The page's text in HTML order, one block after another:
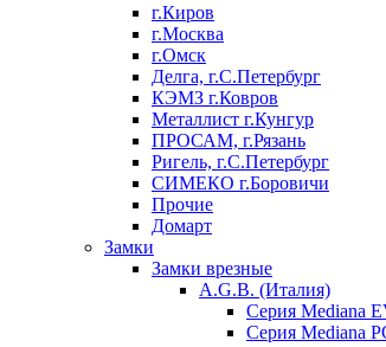
г.Киров
г.Москва
г.Омск
Делга, г.С.Петербург
КЭМЗ г.Ковров
Металлист г.Кунгур
ПРОСАМ, г.Рязань
Ригель, г.С.Петербург
СИМЕКО г.Боровичи
Прочие
Домарт
Замки
Замки врезные
A.G.B. (Италия)
Серия Mediana
Серия Mediana